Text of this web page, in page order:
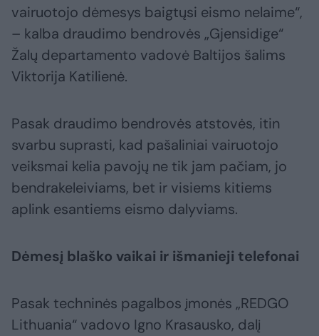
vairuotojo dėmesys baigtųsi eismo nelaime“,
– kalba draudimo bendrovės „Gjensidige“
Žalų departamento vadovė Baltijos šalims
Viktorija Katilienė.
Pasak draudimo bendrovės atstovės, itin
svarbu suprasti, kad pašaliniai vairuotojo
veiksmai kelia pavojų ne tik jam pačiam, jo
bendrakeleiviams, bet ir visiems kitiems
aplink esantiems eismo dalyviams.
Dėmesį blaško vaikai ir išmanieji telefonai
Pasak techninės pagalbos įmonės „REDGO
Lithuania“ vadovo Igno Krasausko, dalį